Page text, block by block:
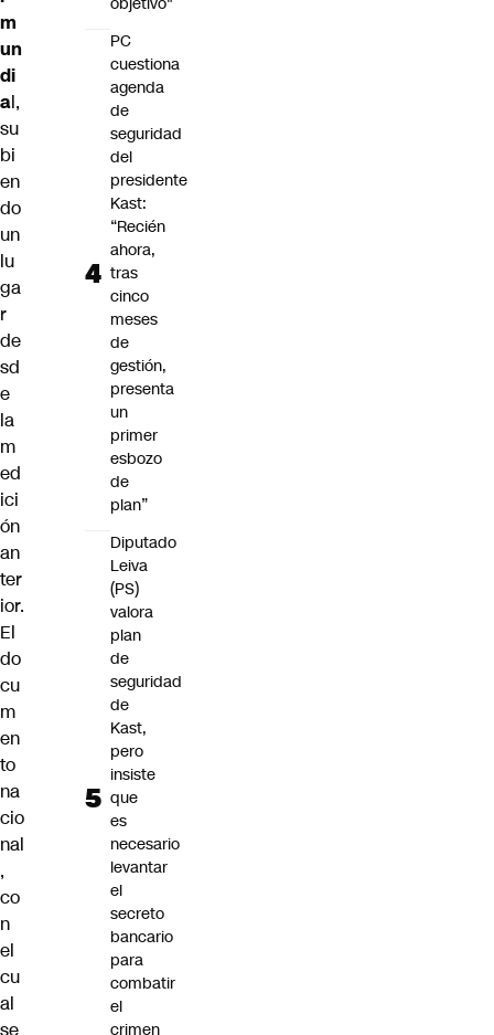
m
un
di
al,
su
bi
en
do
un
lu
ga
r
de
sd
e
la
m
ed
ici
ón
an
ter
ior.
El
do
cu
m
en
to
na
cio
nal
,
co
n
el
cu
al
se
PC
cuestiona
agenda
de
seguridad
del
presidente
Kast:
“Recién
ahora,
tras
cinco
meses
de
gestión,
presenta
un
primer
esbozo
de
plan”
Diputado
Leiva
(PS)
valora
plan
de
seguridad
de
Kast,
pero
insiste
que
es
necesario
levantar
el
secreto
bancario
para
combatir
el
crimen